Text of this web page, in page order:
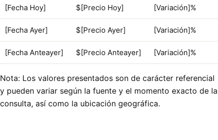
[Fecha Hoy] $[Precio Hoy] [Variación]%
[Fecha Ayer] $[Precio Ayer] [Variación]%
[Fecha Anteayer] $[Precio Anteayer] [Variación]%
Nota: Los valores presentados son de carácter referencial
y pueden variar según la fuente y el momento exacto de la
consulta, así como la ubicación geográfica.